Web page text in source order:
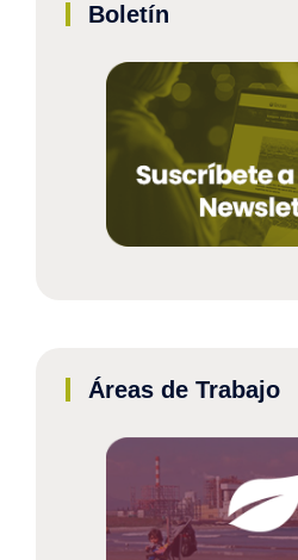
Boletín
Áreas de Trabajo